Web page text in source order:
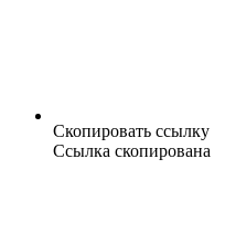
Скопировать ссылку
Ссылка скопирована